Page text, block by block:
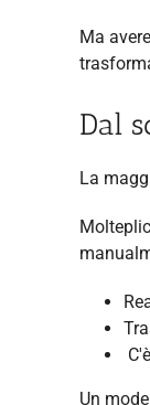
Ma
Dal
La
Un